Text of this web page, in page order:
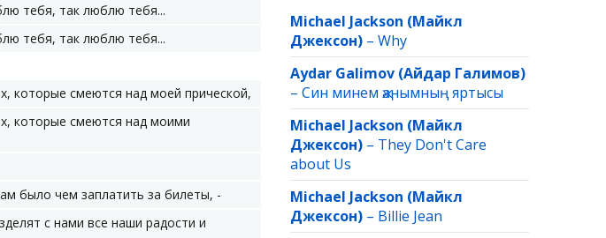
тебя, так люблю тебя...
тебя, так люблю тебя...
которые смеются над моей прической,
которые смеются над моими
было чем заплатить за билеты, -
с нами все наши радости и
Michael Jackson (Майкл
Джексон) – Why
Aydar Galimov (Айдар Галимов)
– Син минем җанымның яртысы
Michael Jackson (Майкл
Джексон) – They Don't Care
about Us
Michael Jackson (Майкл
Джексон) – Billie Jean